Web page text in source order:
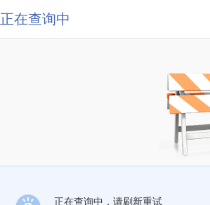
正在查询中
正在查询中，请刷新重试